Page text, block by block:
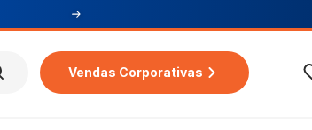
Vendas Corporativas